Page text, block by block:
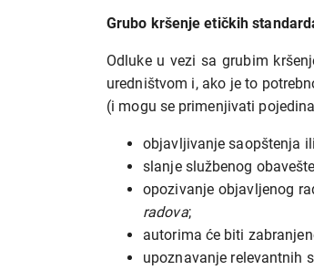
Grubo kršenje etičkih
Odluke u vezi sa grubim
uredništvom i, ako je to
(i mogu se primenjivati
objavljivanje saopštenja
slanje službenog
opozivanje objavljenog
radova;
autorima će biti
upoznavanje relevantnih